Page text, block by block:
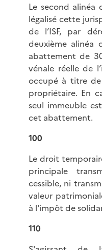
Le second alinéa
légalisé cette
de l’ISF, par
deuxième alinéa
abattement de
vénale réelle de
occupé à titre
propriétaire. En
seul immeuble
cet abattement.
100
Le droit
principale
cessible, ni
valeur
à l'impôt de
110